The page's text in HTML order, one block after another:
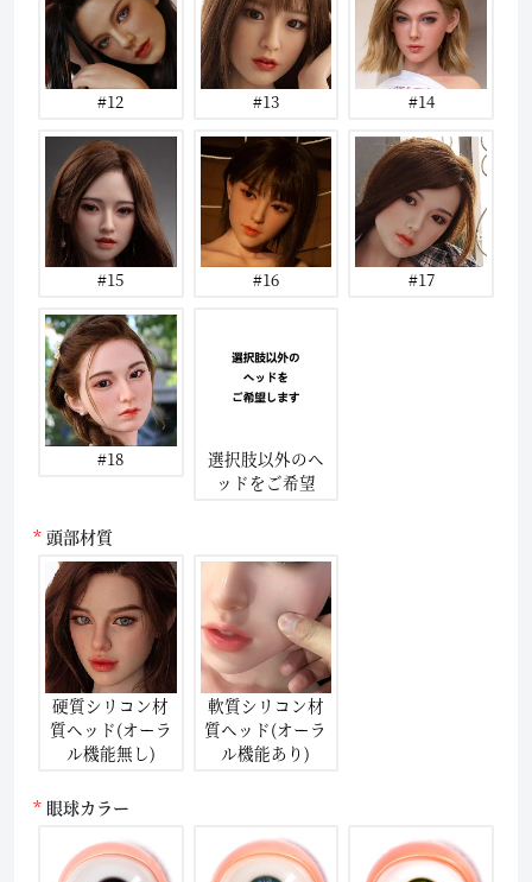
#12 #13 #14
#15 #16 #17
#18
選択肢以外のヘ
ッドをご希望
頭部材質
硬質シリコン材
質ヘッド(オーラ
ル機能無し)
軟質シリコン材
質ヘッド(オーラ
ル機能あり)
眼球カラー